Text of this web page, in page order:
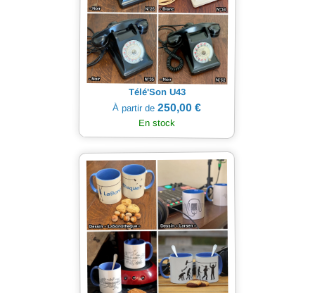
Télé'Son U43
À partir de250,00 €
En stock